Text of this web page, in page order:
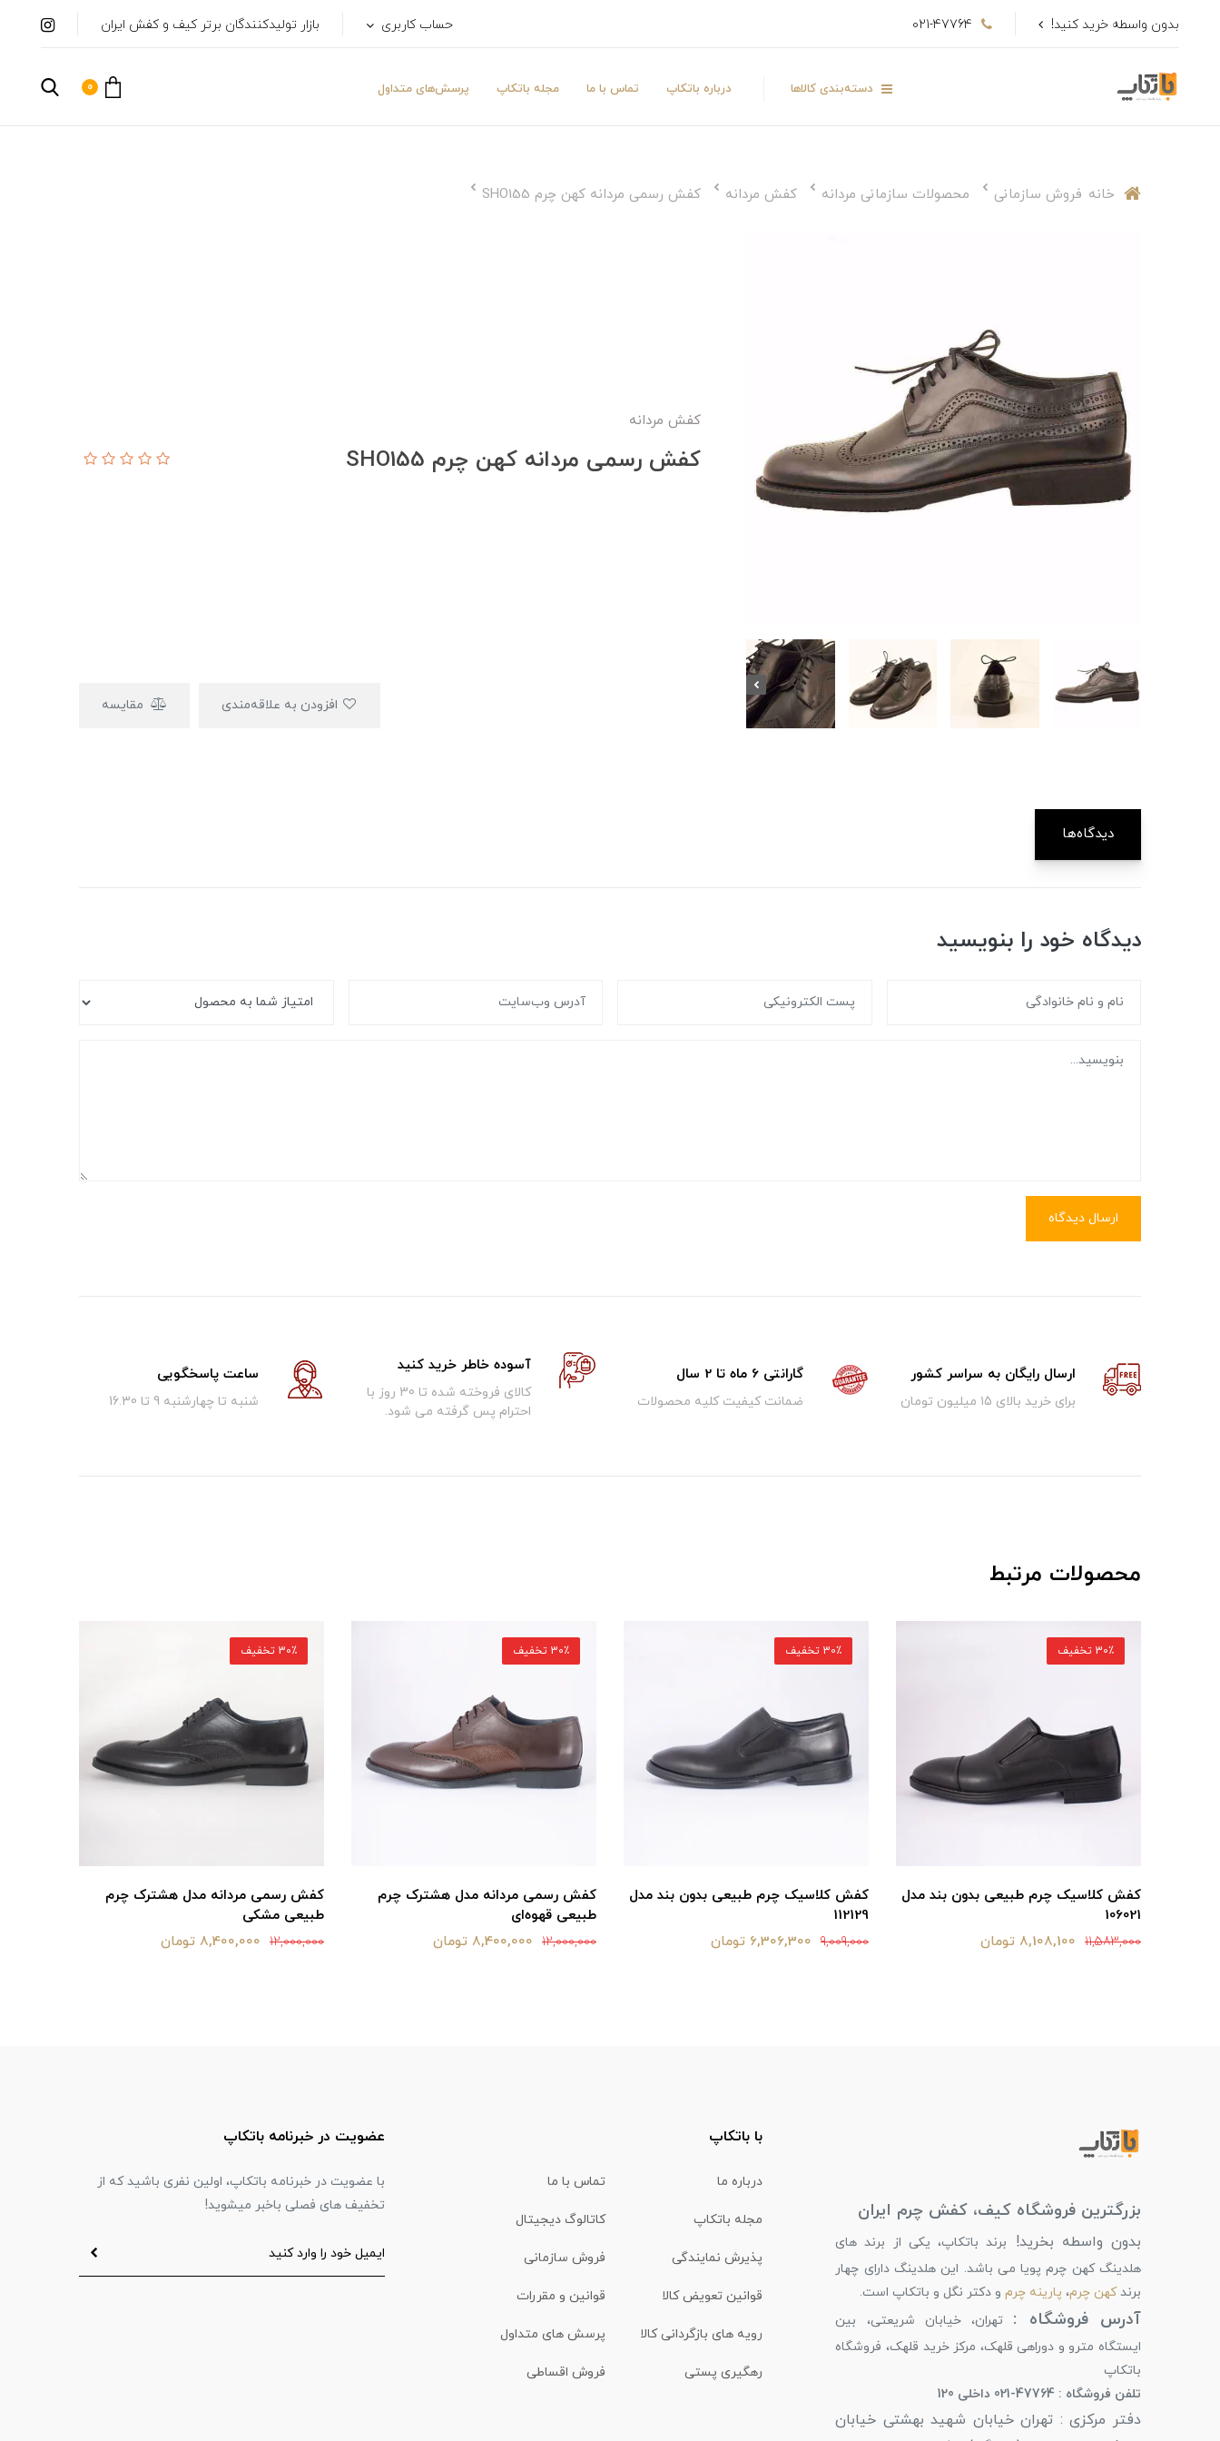
بدون واسطه خرید کنید! 021-47764 حساب کاربری بازار تولیدکنندگان برتر کیف و کفش ایران
دسته‌بندی کالاها درباره باتکاپ تماس با ما مجله باتکاپ پرسش‌های متداول 0
خانه فروش سازمانی محصولات سازمانی مردانه کفش مردانه کفش رسمی مردانه کهن چرم SHO155
کفش مردانه
کفش رسمی مردانه کهن چرم SHO155
مقایسه
دیدگاه‌ها
دیدگاه خود را بنویسید
ارسال دیدگاه
ارسال رایگان به سراسر کشور
برای خرید بالای ۱5 میلیون تومان
گارانتی 6 ماه تا 2 سال
ضمانت کیفیت کلیه محصولات
آسوده خاطر خرید کنید
کالای فروخته شده تا 30 روز با
احترام پس گرفته می شود.
ساعت پاسخگویی
شنبه تا چهارشنبه 9 تا 16.30
محصولات مرتبط
کفش کلاسیک چرم طبیعی بدون بند مدل
106021
11,583,000 8,108,100 تومان
30٪ تخفیف
کفش کلاسیک چرم طبیعی بدون بند مدل
112129
9,009,000 6,306,300 تومان
30٪ تخفیف
کفش رسمی مردانه مدل هشترک چرم
طبیعی قهوه‌ای
12,000,000 8,400,000 تومان
30٪ تخفیف
کفش رسمی مردانه مدل هشترک چرم
طبیعی مشکی
12,000,000 8,400,000 تومان
30٪ تخفیف
بزرگترین فروشگاه کیف، کفش چرم ایران
بدون واسطه بخرید!
برند باتکاپ، یکی از برند های
هلدینگ کهن چرم پویا می باشد. این هلدینگ دارای چهار
برندکهن چرم، پارینه چرم و دکتر نگل و باتکاپ است.
آدرس فروشگاه : تهران، خیابان شریعتی، بین
ایستگاه مترو و دوراهی قلهک، مرکز خرید قلهک، فروشگاه
باتکاپ
تلفن فروشگاه : 47764-021 داخلی 120
دفتر مرکزی : تهران خیابان شهید بهشتی خیابان
با باتکاپ
درباره ما تماس با ما
مجله باتکاپ کاتالوگ دیجیتال
پذیرش نمایندگی فروش سازمانی
قوانین تعویض کالا قوانین و مقررات
رویه های بازگردانی کالا پرسش های متداول
رهگیری پستی فروش اقساطی
عضویت در خبرنامه باتکاپ
با عضویت در خبرنامه باتکاپ، اولین نفری باشید که از
تخفیف های فصلی باخبر میشوید!